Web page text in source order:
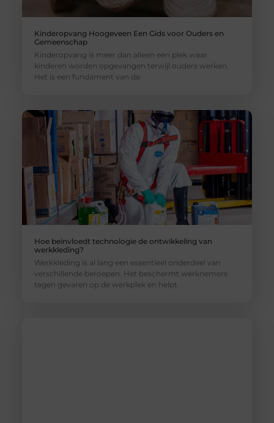
Kinderopvang Hoogeveen Een Gids voor Ouders en
Gemeenschap
Kinderopvang is meer dan alleen een plek waar
kinderen worden opgevangen terwijl ouders werken.
Het is een fundament van de
Hoe beïnvloedt technologie de ontwikkeling van
werkkleding?
Werkkleding is al lang een essentieel onderdeel van
verschillende beroepen. Het beschermt werknemers
tegen gevaren op de werkplek en helpt